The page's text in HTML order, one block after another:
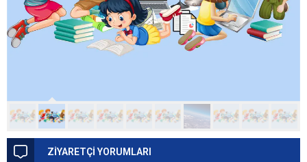
ZİYARETÇİ YORUMLARI